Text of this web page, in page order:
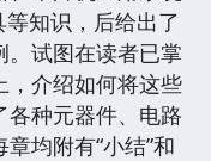
知识，后给出了
。试图在读者已掌
，介绍如何将这些
各种元器件、电路
均附有“小结”和